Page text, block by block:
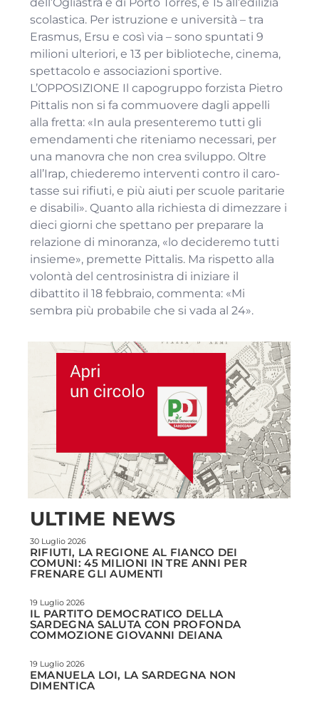
scolastica. Per istruzione e università – tra
Erasmus, Ersu e così via – sono spuntati 9
milioni ulteriori, e 13 per biblioteche, cinema,
spettacolo e associazioni sportive.
L’OPPOSIZIONE Il capogruppo forzista Pietro
Pittalis non si fa commuovere dagli appelli
alla fretta: «In aula presenteremo tutti gli
emendamenti che riteniamo necessari, per
una manovra che non crea sviluppo. Oltre
all’Irap, chiederemo interventi contro il caro-
tasse sui rifiuti, e più aiuti per scuole paritarie
e disabili». Quanto alla richiesta di dimezzare i
dieci giorni che spettano per preparare la
relazione di minoranza, «lo decideremo tutti
insieme», premette Pittalis. Ma rispetto alla
volontà del centrosinistra di iniziare il
dibattito il 18 febbraio, commenta: «Mi
sembra più probabile che si vada al 24».
ULTIME NEWS
30 Luglio 2026
RIFIUTI, LA REGIONE AL FIANCO DEI
COMUNI: 45 MILIONI IN TRE ANNI PER
FRENARE GLI AUMENTI
19 Luglio 2026
IL PARTITO DEMOCRATICO DELLA
SARDEGNA SALUTA CON PROFONDA
COMMOZIONE GIOVANNI DEIANA
19 Luglio 2026
EMANUELA LOI, LA SARDEGNA NON
DIMENTICA